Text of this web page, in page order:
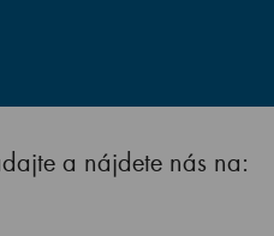
a nájdete nás na: